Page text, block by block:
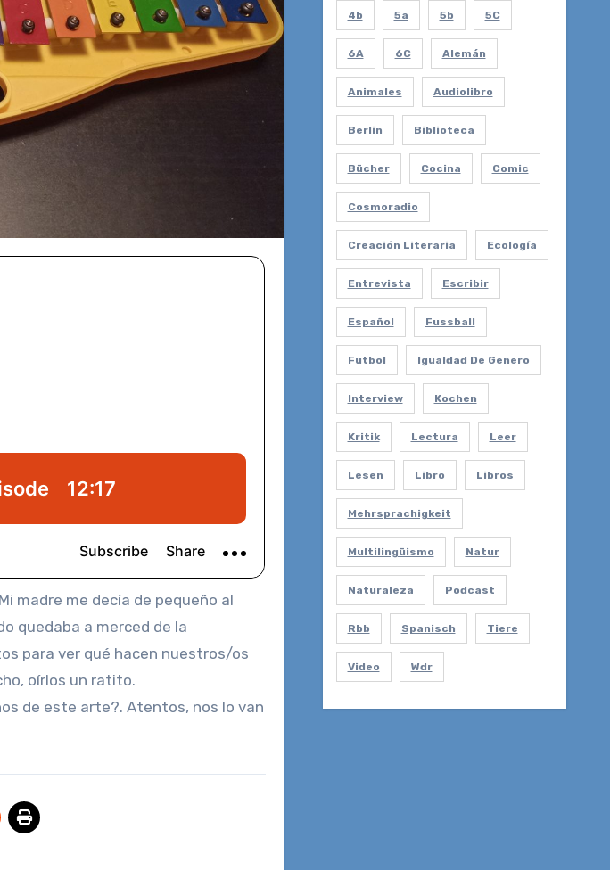
madre me decía de pequeño al
quedaba a merced de la
para ver qué hacen nuestros/os
oírlos un ratito.
de este arte?. Atentos, nos lo van
4b 5a 5b 5C
6A 6C Alemán
Animales Audiolibro
Berlin Biblioteca
Bücher Cocina Comic
Cosmoradio
Creación Literaria Ecología
Entrevista Escribir
Español Fussball
Futbol Igualdad De Genero
Interview Kochen
Kritik Lectura Leer
Lesen Libro Libros
Mehrsprachigkeit
Multilingüismo Natur
Naturaleza Podcast
Rbb Spanisch Tiere
Video Wdr